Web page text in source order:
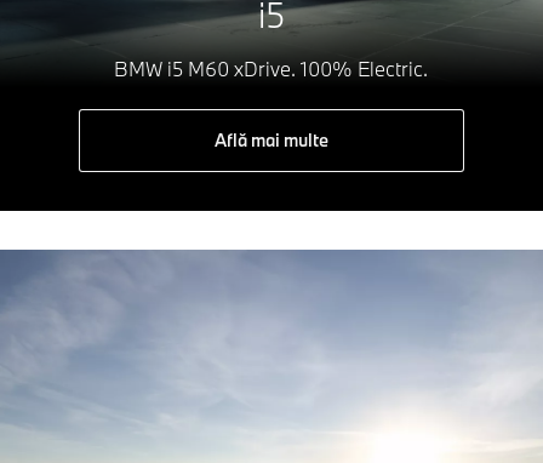
i5
BMW i5 M60 xDrive. 100% Electric.
Află mai multe